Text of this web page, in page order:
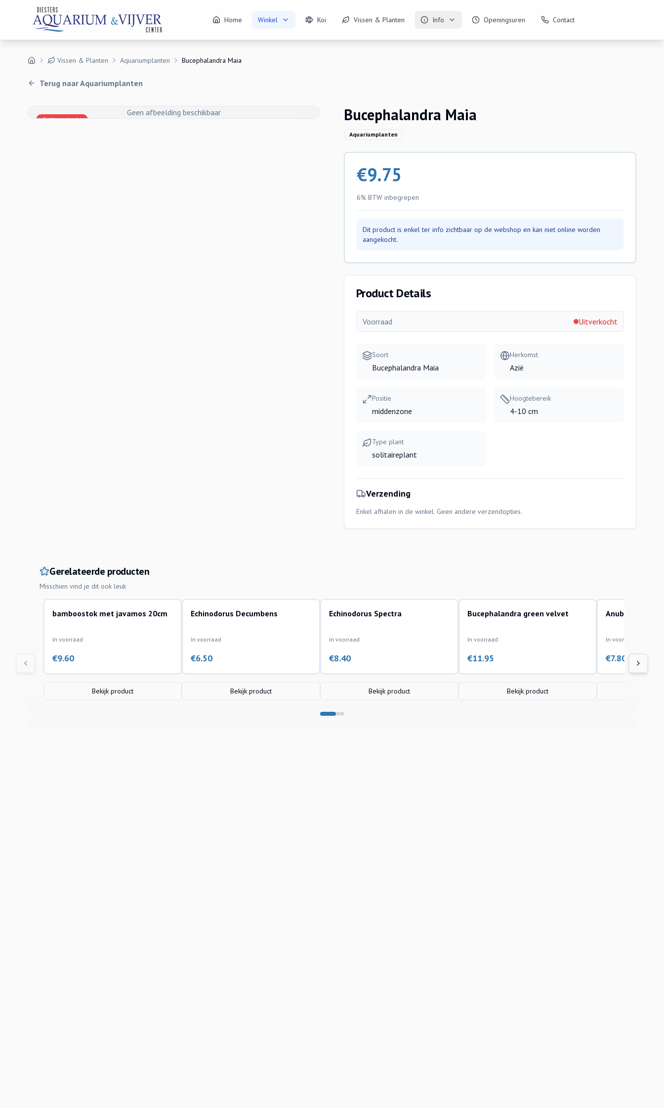
Home Winkel Koi Vissen & Planten Info Openingsuren Contact
Vissen & Planten Aquariumplanten Bucephalandra Maia
Terug naarAquariumplanten
Geen afbeelding beschikbaar
Uitverkocht Bucephalandra Maia
Aquariumplanten
€9.75
6% BTW inbegrepen
Dit product is enkel ter info zichtbaar op de webshop en kan niet online worden
aangekocht.
Product Details
Voorraad Uitverkocht
Soort
Bucephalandra Maia
Herkomst
Azië
Positie
middenzone
Hoogtebereik
4-10 cm
Type plant
solitaireplant
Verzending
Enkel afhalen in de winkel. Geen andere verzendopties.
Gerelateerde producten
Misschien vind je dit ook leuk
aquariumplanten
bamboostok met javamos 20cm
In voorraad
€9.60
Bekijk product
aquariumplanten
Echinodorus Decumbens
In voorraad
€6.50
Bekijk product
aquariumplanten
Echinodorus Spectra
In voorraad
€8.40
Bekijk product
aquariumplanten
Bucephalandra green velvet
In voorraad
€11.95
Bekijk product
aquariumplanten
Anubias Nana
In voorraad
€7.80